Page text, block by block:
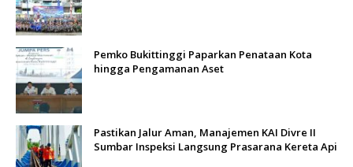
Pemko Bukittinggi Paparkan Penataan Kota
hingga Pengamanan Aset
Pastikan Jalur Aman, Manajemen KAI Divre II
Sumbar Inspeksi Langsung Prasarana Kereta Api